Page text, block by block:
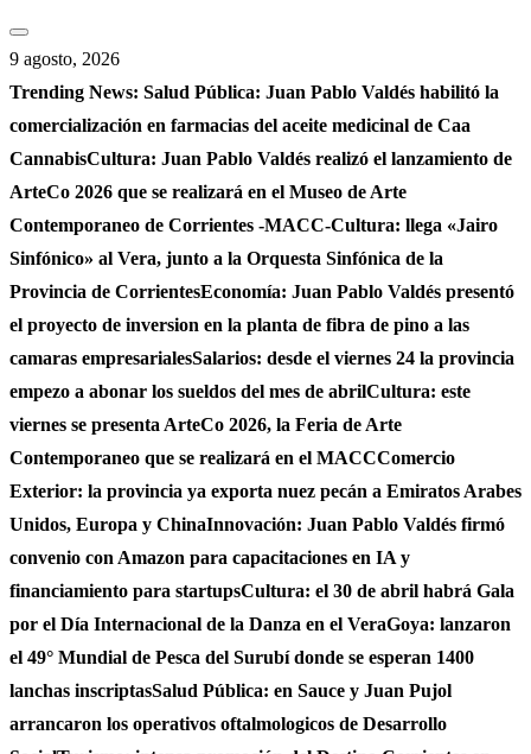
Saltar
al
contenido
9 agosto, 2026
Trending News: Salud Pública: Juan Pablo Valdés habilitó la
comercialización en farmacias del aceite medicinal de Caa
CannabisCultura: Juan Pablo Valdés realizó el lanzamiento de
ArteCo 2026 que se realizará en el Museo de Arte
Contemporaneo de Corrientes -MACC-Cultura: llega «Jairo
Sinfónico» al Vera, junto a la Orquesta Sinfónica de la
Provincia de CorrientesEconomía: Juan Pablo Valdés presentó
el proyecto de inversion en la planta de fibra de pino a las
camaras empresarialesSalarios: desde el viernes 24 la provincia
empezo a abonar los sueldos del mes de abrilCultura: este
viernes se presenta ArteCo 2026, la Feria de Arte
Contemporaneo que se realizará en el MACCComercio
Exterior: la provincia ya exporta nuez pecán a Emiratos Arabes
Unidos, Europa y ChinaInnovación: Juan Pablo Valdés firmó
convenio con Amazon para capacitaciones en IA y
financiamiento para startupsCultura: el 30 de abril habrá Gala
por el Día Internacional de la Danza en el VeraGoya: lanzaron
el 49° Mundial de Pesca del Surubí donde se esperan 1400
lanchas inscriptasSalud Pública: en Sauce y Juan Pujol
arrancaron los operativos oftalmologicos de Desarrollo